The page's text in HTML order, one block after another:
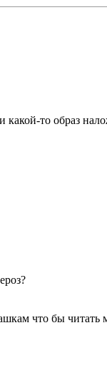
какой-то образ
что бы читать